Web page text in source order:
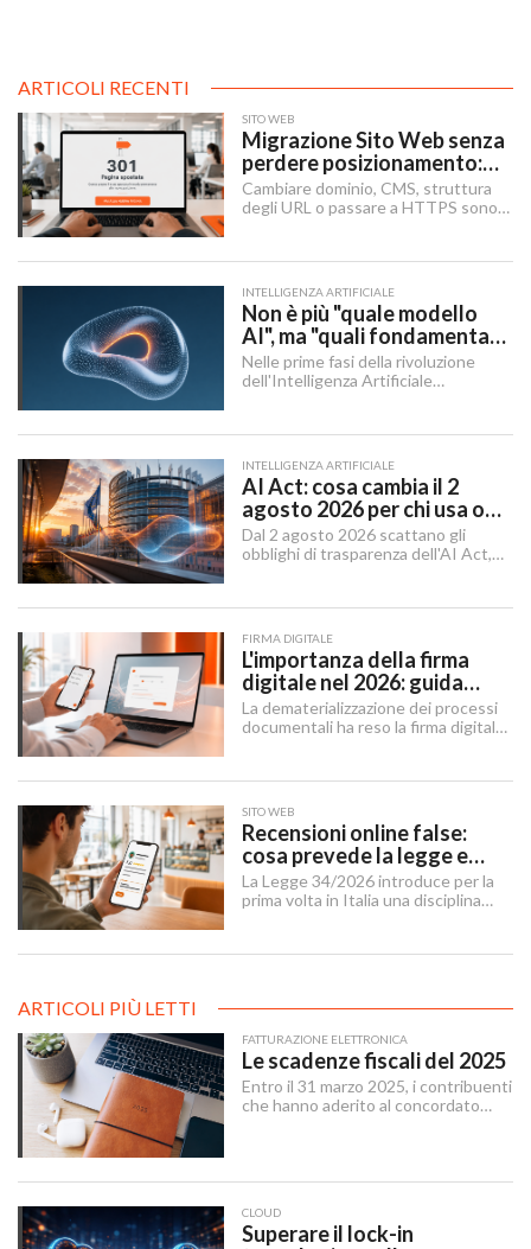
ARTICOLI RECENTI
SITO WEB
Migrazione Sito Web senza
perdere posizionamento:
Redirect 301, URL e
Checklist SEO
Cambiare dominio, CMS, struttura
degli URL o passare a HTTPS sono i
ricerca.
INTELLIGENZA ARTIFICIALE
Non è più "quale modello
AI", ma "quali fondamenta":
dati, infrastruttura,
governance
Nelle prime fasi della rivoluzione
dell'Intelligenza Artificiale
"Quale modello dobbiamo usare?".
INTELLIGENZA ARTIFICIALE
AI Act: cosa cambia il 2
agosto 2026 per chi usa o
integra l'AI
Dal 2 agosto 2026 scattano gli
obblighi di trasparenza dell'AI Act,
rinviato quelli sui sistemi ad alto
FIRMA DIGITALE
L'importanza della firma
digitale nel 2026: guida
completa per aziende e
professionisti
La dematerializzazione dei processi
documentali ha reso la firma digitale
SITO WEB
Recensioni online false:
cosa prevede la legge e
cosa possono fare le
imprese
La Legge 34/2026 introduce per la
prima volta in Italia una disciplina
ristorazione e del turismo.
ARTICOLI PIÙ LETTI
FATTURAZIONE ELETTRONICA
Le scadenze fiscali del 2025
Entro il 31 marzo 2025, i contribuenti
che hanno aderito al concordato
anni 2018-2022, versando
sui redditi e relative addizionali e
dell’IRAP.
CLOUD
Superare il lock-in